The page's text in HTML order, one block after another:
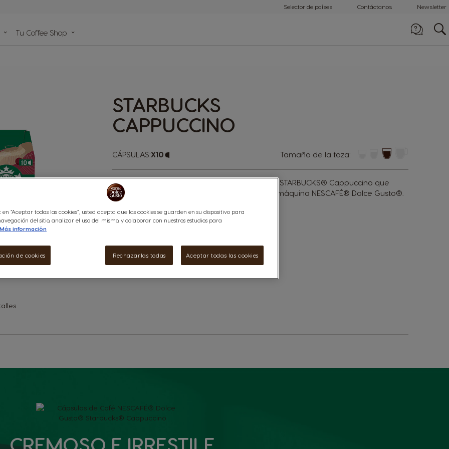
Selector de países Contáctanos Newsletter
Tu Coffee Shop
STARBUCKS
CAPPUCCINO
CÁPSULAS: x10 tamaño de la taza:
Disfrutá del cremoso y balanceado sabor del STARBUCKS® Cappuccino que
tanto te gusta, y preparalo en tu casa con tu máquina NESCAFÉ® Dolce Gusto®
CREMOSO E IRRESTILE
“Aceptar todas las cookies”, usted acepta que las cookies se guarden en su dispositivo para
del sitio, analizar el uso del mismo, y colaborar con nuestros estudios para
Más información
Rechazarlas todas Aceptar todas las cookies
de cookies